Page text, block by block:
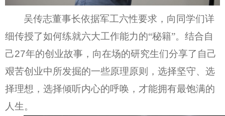
吴传志董事长依据军工六性要求，向同学们详
细传授了如何练就六大工作能力的“秘籍”。结合自
己27年的创业故事，向在场的研究生们分享了自己
艰苦创业中所发掘的一些原理原则，选择坚守、选
择理想，选择倾听内心的呼唤，才能拥有最饱满的
人生。